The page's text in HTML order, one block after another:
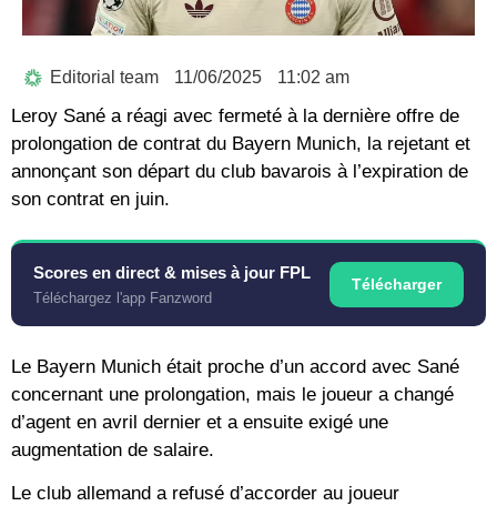
Editorial team 11/06/2025 11:02 am
Leroy Sané a réagi avec fermeté à la dernière offre de
prolongation de contrat du Bayern Munich, la rejetant et
annonçant son départ du club bavarois à l’expiration de
son contrat en juin.
Scores en direct & mises à jour FPL
Téléchargez l'app Fanzword
Télécharger
Le Bayern Munich était proche d’un accord avec Sané
concernant une prolongation, mais le joueur a changé
d’agent en avril dernier et a ensuite exigé une
augmentation de salaire.
Le club allemand a refusé d’accorder au joueur